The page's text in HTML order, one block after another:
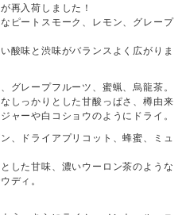
再入荷しました！
ピートスモーク、レモン、グレープ
酸味と渋味がバランスよく広がりま
グレープフルーツ、蜜蝋、烏龍茶。
しっかりとした甘酸っぱさ、樽由来
ャーや白コショウのようにドライ。
、ドライアプリコット、蜂蜜、ミュ
した甘味、濃いウーロン茶のような
ディ。